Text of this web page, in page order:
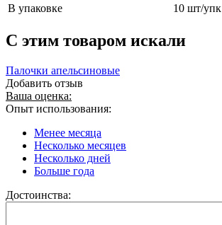
В упаковке
10 шт/упк
C этим товаром искали
Палочки апельсиновые
Добавить отзыв
Ваша оценка:
Опыт использования:
Менее месяца
Несколько месяцев
Несколько дней
Больше года
Достоинства: